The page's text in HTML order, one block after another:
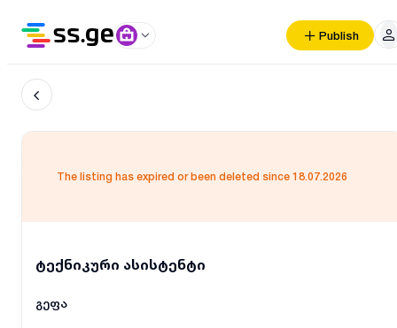
Publish
The listing has expired or been deleted since 18.07.2026
ტექნიკური ასისტენტი
გეფა